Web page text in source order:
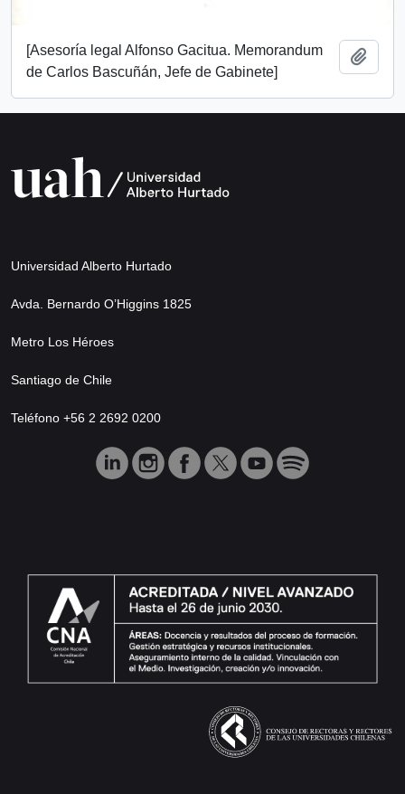
[Asesoría legal Alfonso Gacitua. Memorandum
de Carlos Bascuñán, Jefe de Gabinete]
Universidad Alberto Hurtado
Avda. Bernardo O’Higgins 1825
Metro Los Héroes
Santiago de Chile
Teléfono +56 2 2692 0200